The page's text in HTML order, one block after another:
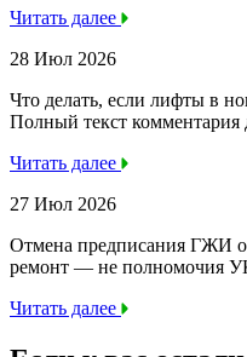
Читать далее
28 Июл 2026
Что делать, если лифты в
Полный текст
Читать далее
27 Июл 2026
Отмена предписания ГЖИ о
ремонт — не полномочия
Читать далее